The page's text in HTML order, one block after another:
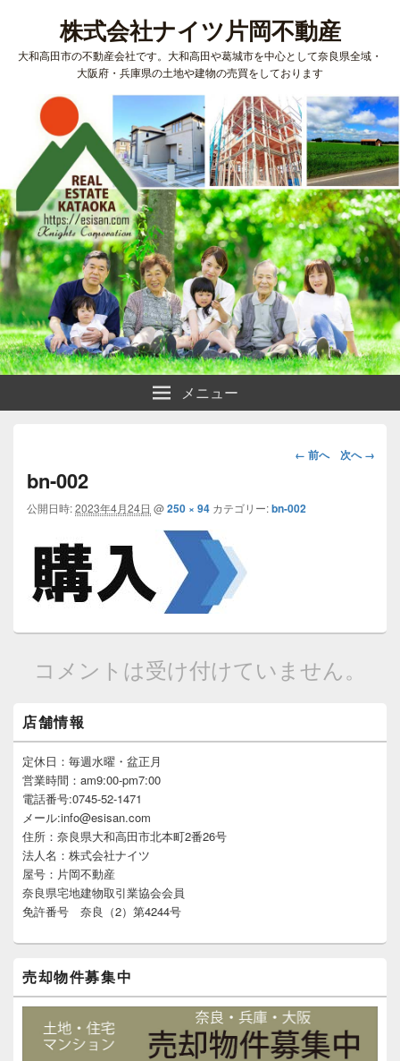
株式会社ナイツ片岡不動産
大和高田市の不動産会社です。大和高田や葛城市を中心として奈良県全域・
大阪府・兵庫県の土地や建物の売買をしております
メニュー
画
ビ
← 前へ 次へ →
bn-002
公開日時:2023年4月24日 @250 × 94 カテゴリー:bn-002
コメントは受け付けていません。
イ
ン
サ
イ
ー
ウ
ィ
ェ
ッ
ト
ア
店舗情報
定休日：毎週水曜・盆正月
営業時間：am9:00-pm7:00
電話番号:0745-52-1471
メール:info@esisan.com
住所：奈良県大和高田市北本町2番26号
法人名：株式会社ナイツ
屋号：片岡不動産
奈良県宅地建物取引業協会会員
免許番号 奈良（2）第4244号
売却物件募集中